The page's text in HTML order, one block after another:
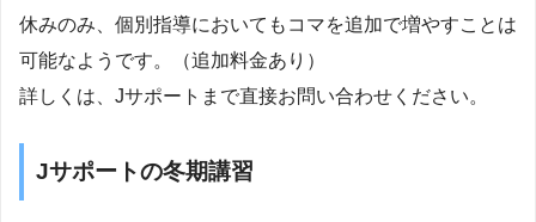
休みのみ、個別指導においてもコマを追加で増やすことは
可能なようです。（追加料金あり）
詳しくは、Jサポートまで直接お問い合わせください。
Jサポートの冬期講習